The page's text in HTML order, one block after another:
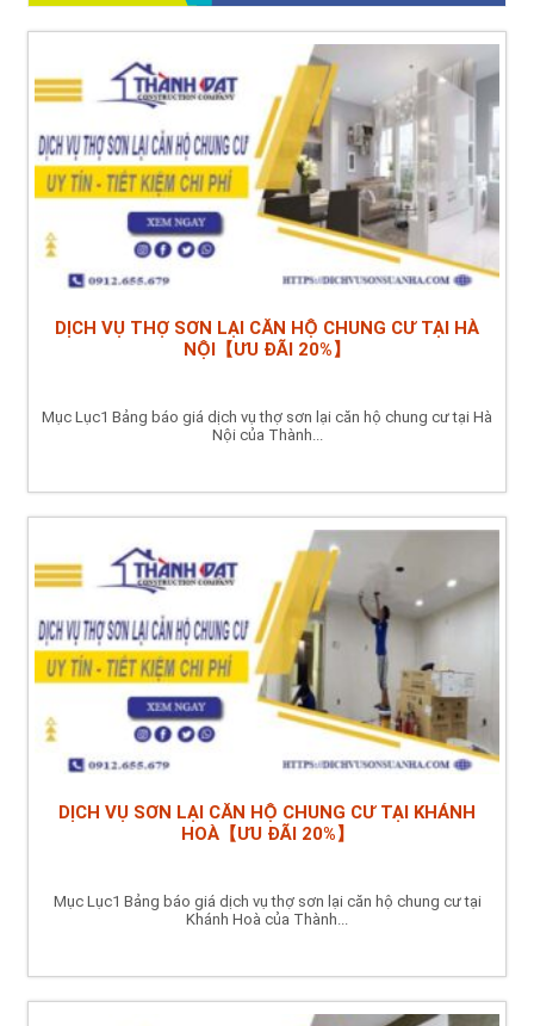
DỊCH VỤ THỢ SƠN LẠI CĂN HỘ CHUNG CƯ TẠI HÀ
NỘI【ƯU ĐÃI 20%】
Mục Lục1 Bảng báo giá dịch vụ thợ sơn lại căn hộ chung cư tại Hà
Nội của Thành...
DỊCH VỤ SƠN LẠI CĂN HỘ CHUNG CƯ TẠI KHÁNH
HOÀ【ƯU ĐÃI 20%】
Mục Lục1 Bảng báo giá dịch vụ thợ sơn lại căn hộ chung cư tại
Khánh Hoà của Thành...